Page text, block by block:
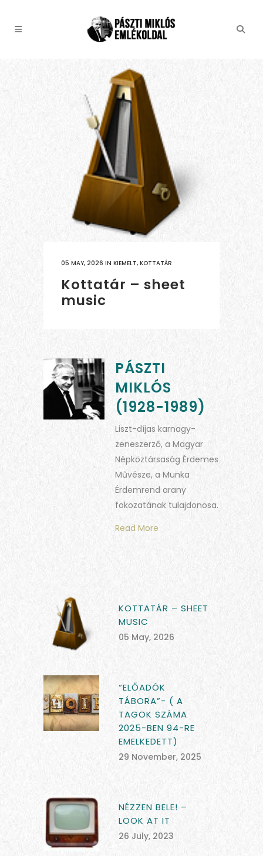
05 MAY, 2026 IN KIEMELT, KOTTATÁR
Kottatár – sheet
music
PÁSZTI
MIKLÓS
(1928-1989)
Liszt-díjas karnagy-
zeneszerző, a Magyar
Népköztársaság Érdemes
Művésze, a Munka
Érdemrend arany
fokozatának tulajdonosa.
Read More
KOTTATÁR – SHEET
MUSIC
05 May, 2026
“ELŐADÓK
TÁBORA”- ( A
TAGOK SZÁMA
2025-BEN 94-RE
EMELKEDETT)
29 November, 2025
NÉZZEN BELE! –
LOOK AT IT
26 July, 2023